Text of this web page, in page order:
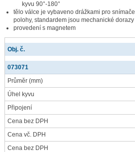
kyvu 90°-180°
tělo válce je vybaveno drážkami pro snímače
polohy, standardem jsou mechanické dorazy
provedení s magnetem
Obj. č.
073071
Průměr (mm)
Úhel kyvu
Připojení
Cena bez DPH
Cena vč. DPH
Cena bez DPH